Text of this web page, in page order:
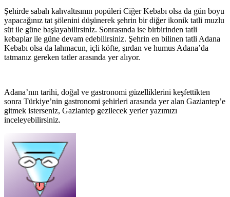
Şehirde sabah kahvaltısının popüleri Ciğer Kebabı olsa da gün boyu
yapacağınız tat şölenini düşünerek şehrin bir diğer ikonik tatli muzlu
süt ile güne başlayabilirsiniz. Sonrasında ise birbirinden tatli
kebaplar ile güne devam edebilirsiniz. Şehrin en bilinen tatli Adana
Kebabı olsa da lahmacun, içli köfte, şırdan ve humus Adana’da
tatmanız gereken tatler arasında yer alıyor.
Adana’nın tarihi, doğal ve gastronomi güzelliklerini keşfettikten
sonra Türkiye’nin gastronomi şehirleri arasında yer alan Gaziantep’e
gitmek isterseniz, Gaziantep gezilecek yerler yazımızı
inceleyebilirsiniz.